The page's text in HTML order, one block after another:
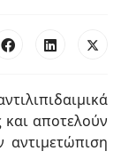
αποτελούν